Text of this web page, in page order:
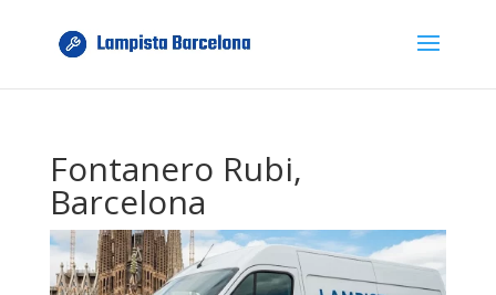
Fontanero Rubi,
Barcelona